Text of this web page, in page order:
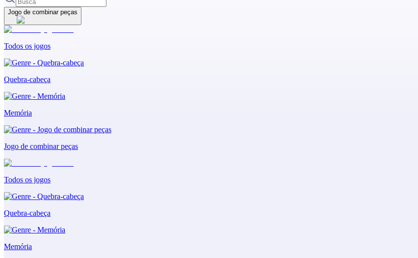
Jogo de combinar peças
Todos os jogos
Quebra-cabeça
Memória
Jogo de combinar peças
Todos os jogos
Quebra-cabeça
Memória